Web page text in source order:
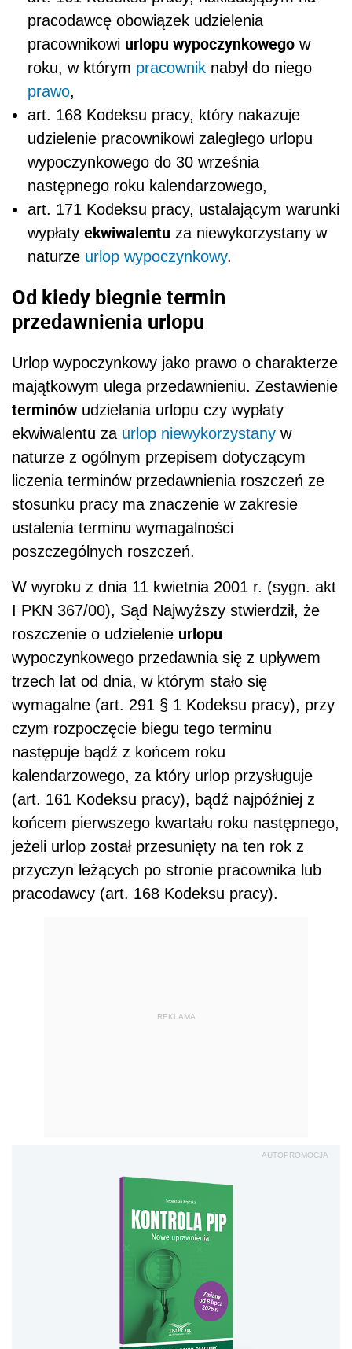
pracodawcę obowiązek udzielenia
pracownikowi urlopu wypoczynkowego w
roku, w którym pracownik nabył do niego
prawo,
art. 168 Kodeksu pracy, który nakazuje
udzielenie pracownikowi zaległego urlopu
wypoczynkowego do 30 września
następnego roku kalendarzowego,
art. 171 Kodeksu pracy, ustalającym warunki
wypłaty ekwiwalentu za niewykorzystany w
naturze urlop wypoczynkowy.
Od kiedy biegnie termin
przedawnienia urlopu
Urlop wypoczynkowy jako prawo o charakterze
majątkowym ulega przedawnieniu. Zestawienie
terminów udzielania urlopu czy wypłaty
ekwiwalentu za urlop niewykorzystany w
naturze z ogólnym przepisem dotyczącym
liczenia terminów przedawnienia roszczeń ze
stosunku pracy ma znaczenie w zakresie
ustalenia terminu wymagalności
poszczególnych roszczeń.
W wyroku z dnia 11 kwietnia 2001 r. (sygn. akt
I PKN 367/00), Sąd Najwyższy stwierdził, że
roszczenie o udzielenie urlopu
wypoczynkowego przedawnia się z upływem
trzech lat od dnia, w którym stało się
wymagalne (art. 291 § 1 Kodeksu pracy), przy
czym rozpoczęcie biegu tego terminu
następuje bądź z końcem roku
kalendarzowego, za który urlop przysługuje
(art. 161 Kodeksu pracy), bądź najpóźniej z
końcem pierwszego kwartału roku następnego,
jeżeli urlop został przesunięty na ten rok z
przyczyn leżących po stronie pracownika lub
pracodawcy (art. 168 Kodeksu pracy).
REKLAMA
AUTOPROMOCJA